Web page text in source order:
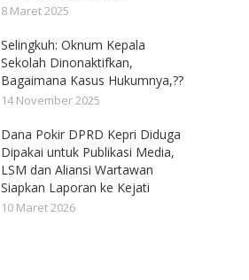
8 Maret 2025
Selingkuh: Oknum Kepala
Sekolah Dinonaktifkan,
Bagaimana Kasus Hukumnya,??
14 November 2025
Dana Pokir DPRD Kepri Diduga
Dipakai untuk Publikasi Media,
LSM dan Aliansi Wartawan
Siapkan Laporan ke Kejati
10 Maret 2026